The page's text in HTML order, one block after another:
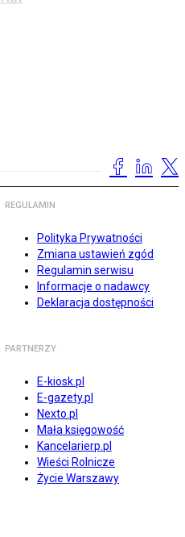
REGULAMIN
Polityka Prywatności
Zmiana ustawień zgód
Regulamin serwisu
Informacje o nadawcy
Deklaracja dostępności
PARTNERZY
E-kiosk.pl
E-gazety.pl
Nexto.pl
Mała księgowość
Kancelarierp.pl
Wieści Rolnicze
Życie Warszawy